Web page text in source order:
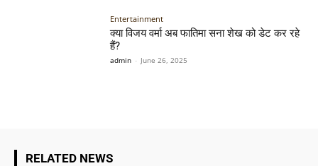
Entertainment
क्या विजय वर्मा अब फातिमा सना शेख को डेट कर रहे
हैं?
admin - June 26, 2025
RELATED NEWS